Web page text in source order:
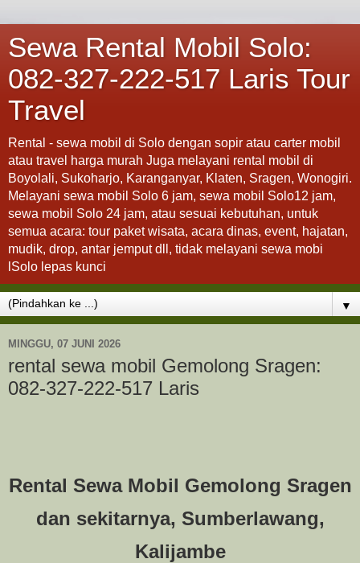
Sewa Rental Mobil Solo:
082-327-222-517 Laris Tour
Travel
Rental - sewa mobil di Solo dengan sopir atau carter mobil
atau travel harga murah Juga melayani rental mobil di
Boyolali, Sukoharjo, Karanganyar, Klaten, Sragen, Wonogiri.
Melayani sewa mobil Solo 6 jam, sewa mobil Solo12 jam,
sewa mobil Solo 24 jam, atau sesuai kebutuhan, untuk
semua acara: tour paket wisata, acara dinas, event, hajatan,
mudik, drop, antar jemput dll, tidak melayani sewa mobi
lSolo lepas kunci
▼
MINGGU, 07 JUNI 2026
rental sewa mobil Gemolong Sragen:
082-327-222-517 Laris
Rental Sewa Mobil Gemolong Sragen
dan sekitarnya, Sumberlawang,
Kalijambe